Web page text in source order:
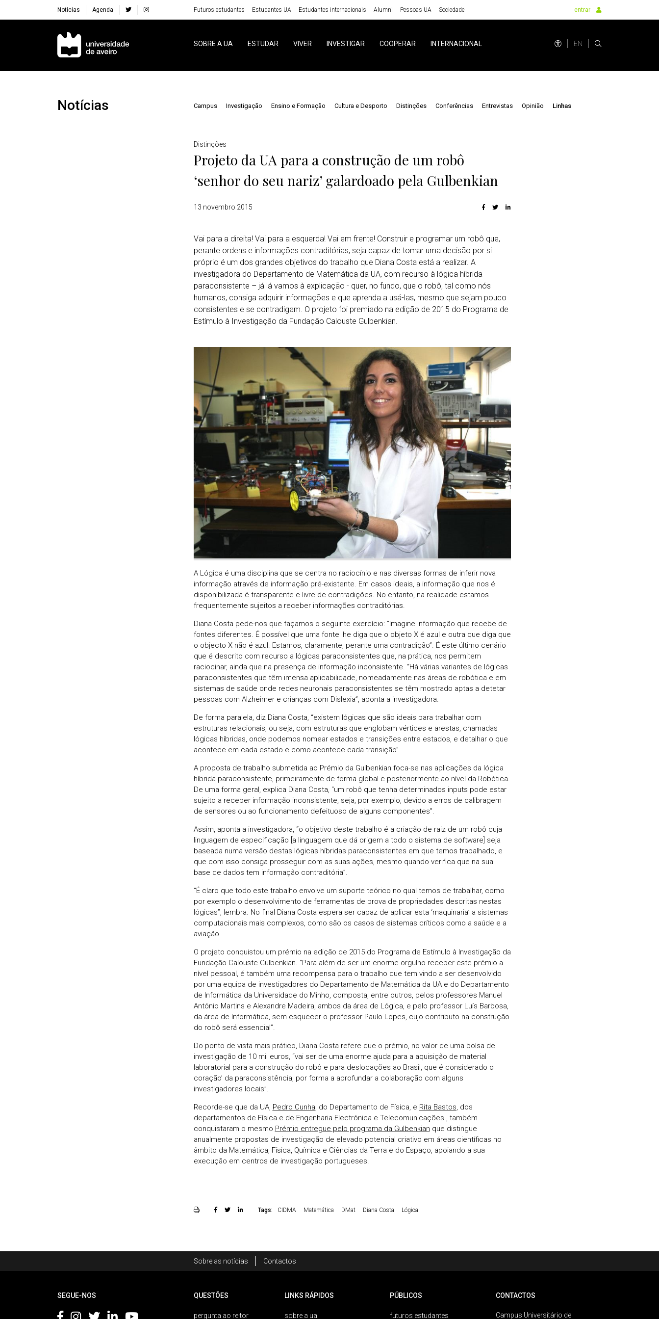
Notícias Agenda Futuros estudantes Estudantes UA Estudantes internacionais Alumni Pessoas UA Sociedade entrar
Navegação Principal
SOBRE A UA ESTUDAR VIVER INVESTIGAR COOPERAR INTERNACIONAL EN
Notícias Campus Investigação Ensino e Formação Cultura e Desporto Distinções Conferências Entrevistas Opinião Linhas
Distinções
Projeto da UA para a construção de um robô
‘senhor do seu nariz’ galardoado pela Gulbenkian
13 novembro 2015
Vai para a direita! Vai para a esquerda! Vai em frente! Construir e programar um robô que,
perante ordens e informações contraditórias, seja capaz de tomar uma decisão por si
próprio é um dos grandes objetivos do trabalho que Diana Costa está a realizar. A
investigadora do Departamento de Matemática da UA, com recurso à lógica híbrida
paraconsistente – já lá vamos à explicação - quer, no fundo, que o robô, tal como nós
humanos, consiga adquirir informações e que aprenda a usá-las, mesmo que sejam pouco
consistentes e se contradigam. O projeto foi premiado na edição de 2015 do Programa de
Estímulo à Investigação da Fundação Calouste Gulbenkian.
A Lógica é uma disciplina que se centra no raciocínio e nas diversas formas de inferir nova
informação através de informação pré-existente. Em casos ideais, a informação que nos é
disponibilizada é transparente e livre de contradições. No entanto, na realidade estamos
frequentemente sujeitos a receber informações contraditórias.
Diana Costa pede-nos que façamos o seguinte exercício: “Imagine informação que recebe de
fontes diferentes. É possível que uma fonte lhe diga que o objeto X é azul e outra que diga que
o objecto X não é azul. Estamos, claramente, perante uma contradição”. É este último cenário
que é descrito com recurso a lógicas paraconsistentes que, na prática, nos permitem
raciocinar, ainda que na presença de informação inconsistente. “Há várias variantes de lógicas
paraconsistentes que têm imensa aplicabilidade, nomeadamente nas áreas de robótica e em
sistemas de saúde onde redes neuronais paraconsistentes se têm mostrado aptas a detetar
pessoas com Alzheimer e crianças com Dislexia”, aponta a investigadora.
De forma paralela, diz Diana Costa, “existem lógicas que são ideais para trabalhar com
estruturas relacionais, ou seja, com estruturas que englobam vértices e arestas, chamadas
lógicas híbridas, onde podemos nomear estados e transições entre estados, e detalhar o que
acontece em cada estado e como acontece cada transição”.
A proposta de trabalho submetida ao Prémio da Gulbenkian foca-se nas aplicações da lógica
híbrida paraconsistente, primeiramente de forma global e posteriormente ao nível da Robótica.
De uma forma geral, explica Diana Costa, “um robô que tenha determinados inputs pode estar
sujeito a receber informação inconsistente, seja, por exemplo, devido a erros de calibragem
de sensores ou ao funcionamento defeituoso de alguns componentes”.
Assim, aponta a investigadora, “o objetivo deste trabalho é a criação de raiz de um robô cuja
linguagem de especificação [a linguagem que dá origem a todo o sistema de software] seja
baseada numa versão destas lógicas híbridas paraconsistentes em que temos trabalhado, e
que com isso consiga prosseguir com as suas ações, mesmo quando verifica que na sua
base de dados tem informação contraditória”.
“É claro que todo este trabalho envolve um suporte teórico no qual temos de trabalhar, como
por exemplo o desenvolvimento de ferramentas de prova de propriedades descritas nestas
lógicas”, lembra. No final Diana Costa espera ser capaz de aplicar esta ‘maquinaria’ a sistemas
computacionais mais complexos, como são os casos de sistemas críticos como a saúde e a
aviação.
O projeto conquistou um prémio na edição de 2015 do Programa de Estímulo à Investigação da
Fundação Calouste Gulbenkian. “Para além de ser um enorme orgulho receber este prémio a
nível pessoal, é também uma recompensa para o trabalho que tem vindo a ser desenvolvido
por uma equipa de investigadores do Departamento de Matemática da UA e do Departamento
de Informática da Universidade do Minho, composta, entre outros, pelos professores Manuel
António Martins e Alexandre Madeira, ambos da área de Lógica, e pelo professor Luís Barbosa,
da área de Informática, sem esquecer o professor Paulo Lopes, cujo contributo na construção
do robô será essencial”.
Do ponto de vista mais prático, Diana Costa refere que o prémio, no valor de uma bolsa de
investigação de 10 mil euros, “vai ser de uma enorme ajuda para a aquisição de material
laboratorial para a construção do robô e para deslocações ao Brasil, que é considerado o
coração’ da paraconsistência, por forma a aprofundar a colaboração com alguns
investigadores locais”.
Recorde-se que da UA, Pedro Cunha, do Departamento de Física, e Rita Bastos, dos
departamentos de Física e de Engenharia Electrónica e Telecomunicações , também
conquistaram o mesmo Prémio entregue pelo programa da Gulbenkian que distingue
anualmente propostas de investigação de elevado potencial criativo em áreas científicas no
âmbito da Matemática, Física, Química e Ciências da Terra e do Espaço, apoiando a sua
execução em centros de investigação portugueses.
Tags: CIDMA Matemática DMat Diana Costa Lógica
Sobre as notícias Contactos
SEGUE-NOS QUESTÕES
pergunta ao reitor
LINKS RÁPIDOS
sobre a ua
PÚBLICOS
futuros estudantes
CONTACTOS
Campus Universitário de